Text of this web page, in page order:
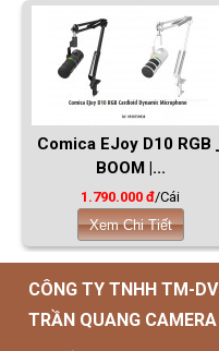
Comica EJoy D10 RGB _
BOOM |...
1.790.000 đ/Cái
Xem Chi Tiết
CÔNG TY TNHH TM-DV
TRẦN QUANG CAMERA